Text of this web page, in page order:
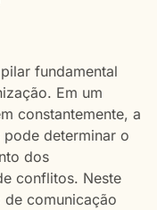
fundamental
Em um
constantemente, a
determinar o
dos
conflitos. Neste
comunicação